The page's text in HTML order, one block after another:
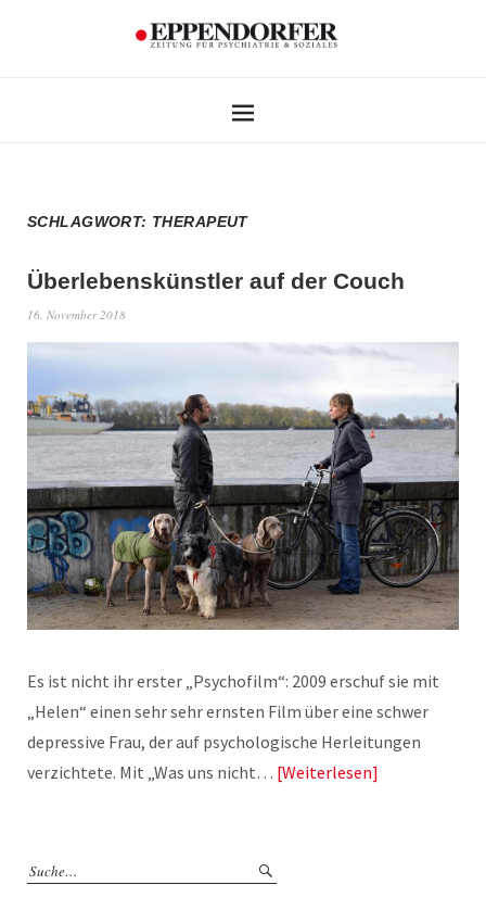
SCHLAGWORT: THERAPEUT
Überlebenskünstler auf der Couch
16. November 2018
Es ist nicht ihr erster „Psychofilm“: 2009 erschuf sie mit
„Helen“ einen sehr sehr ernsten Film über eine schwer
depressive Frau, der auf psychologische Herleitungen
verzichtete. Mit „Was uns nicht… Weiterlesen